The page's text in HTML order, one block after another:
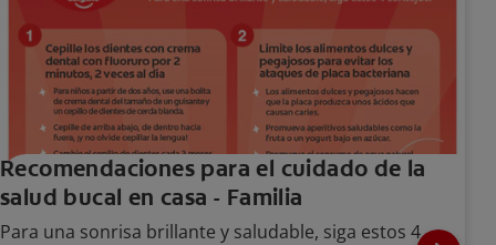
Recomendaciones para el cuidado de la
salud bucal en casa - Familia
Para una sonrisa brillante y saludable, siga estos 4